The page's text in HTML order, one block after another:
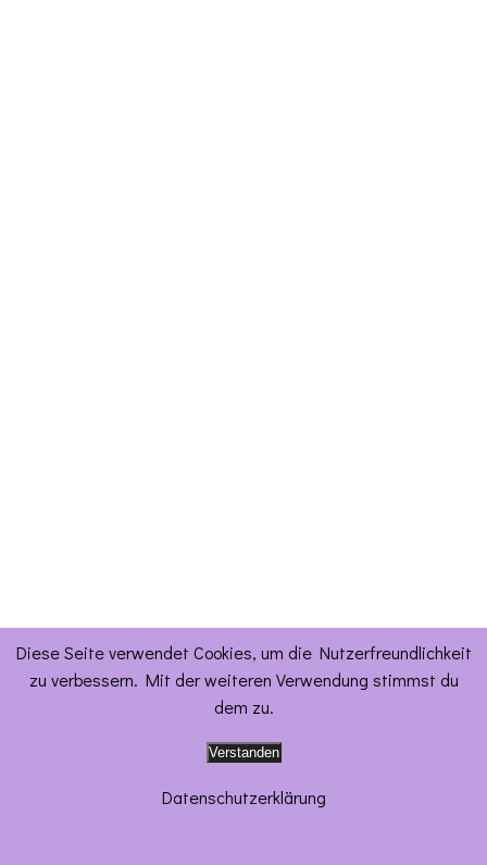
Diese Seite verwendet Cookies, um die Nutzerfreundlichkeit
zu verbessern. Mit der weiteren Verwendung stimmst du
dem zu.
Verstanden
Datenschutzerklärung